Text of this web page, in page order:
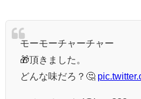
モーモーチャーチャー
🎁頂きました。
どんな味だろ？🤔